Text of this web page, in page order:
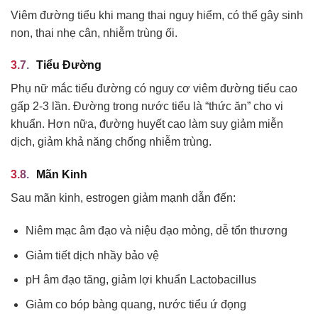
Viêm đường tiểu khi mang thai nguy hiểm, có thể gây sinh
non, thai nhẹ cân, nhiễm trùng ối.
Tiểu Đường
Phụ nữ mắc tiểu đường có nguy cơ viêm đường tiểu cao
gấp 2-3 lần. Đường trong nước tiểu là “thức ăn” cho vi
khuẩn. Hơn nữa, đường huyết cao làm suy giảm miễn
dịch, giảm khả năng chống nhiễm trùng.
Mãn Kinh
Sau mãn kinh, estrogen giảm mạnh dẫn đến:
Niêm mạc âm đạo và niệu đạo mỏng, dễ tổn thương
Giảm tiết dịch nhầy bảo vệ
pH âm đạo tăng, giảm lợi khuẩn Lactobacillus
Giảm co bóp bàng quang, nước tiểu ứ đọng